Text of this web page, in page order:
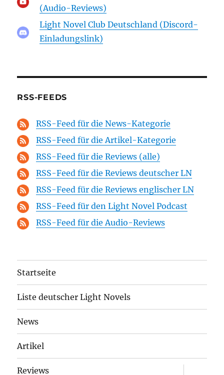
(Audio-Reviews)
Light Novel Club Deutschland (Discord-
Einladungslink)
RSS-FEEDS
RSS-Feed für die News-Kategorie
RSS-Feed für die Artikel-Kategorie
RSS-Feed für die Reviews (alle)
RSS-Feed für die Reviews deutscher LN
RSS-Feed für die Reviews englischer LN
RSS-Feed für den Light Novel Podcast
RSS-Feed für die Audio-Reviews
Startseite
Liste deutscher Light Novels
News
Artikel
Reviews